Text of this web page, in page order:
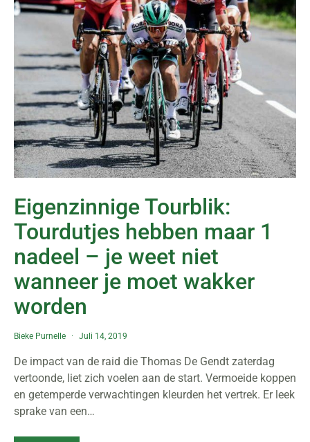
Eigenzinnige Tourblik:
Tourdutjes hebben maar 1
nadeel – je weet niet
wanneer je moet wakker
worden
Bieke Purnelle Juli 14, 2019
De impact van de raid die Thomas De Gendt zaterdag
vertoonde, liet zich voelen aan de start. Vermoeide koppen
en getemperde verwachtingen kleurden het vertrek. Er leek
sprake van een…